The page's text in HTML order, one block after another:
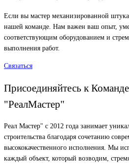
Если вы мастер механизированной
нашей команде. Нам важен ваш опыт,
соответствующим оборудованием и
выполнения работ.
Связаться
Присоединяйтесь к
"РеалМастер"
Реал Мастер" с 2012 года занимает
строительства благодаря сочетанию
высококачественного исполнения. Мы
каждый объект, который возводим,